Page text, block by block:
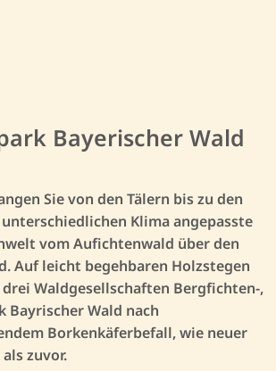
Bayerischer Wald
Sie von den Tälern bis zu den
Klima angepasste
vom Aufichtenwald über den
Auf leicht begehbaren Holzstegen
Waldgesellschaften Bergfichten-,
Wald nach
Borkenkäferbefall, wie neuer
zuvor.